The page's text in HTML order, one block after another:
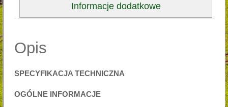
Informacje dodatkowe
Opis
SPECYFIKACJA TECHNICZNA
OGÓLNE INFORMACJE